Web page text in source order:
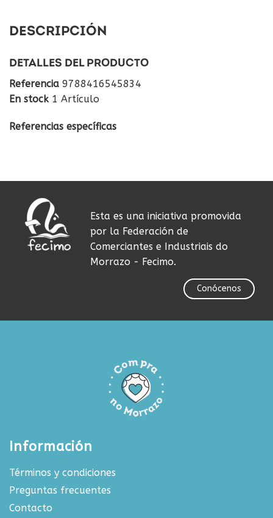
DESCRIPCIÓN
DETALLES DEL PRODUCTO
Referencia 9788416545834
En stock 1 Artículo
Referencias específicas
Esta es una iniciativa promovida
por la Federación de
Comerciantes e Industriais do
Morrazo - Fecimo.
Conócenos
Información
Términos y condiciones
Preguntas frecuentes
Contacto